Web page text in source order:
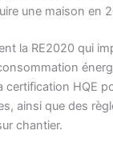
une maison en
la RE2020 qui
certification HQE
ainsi que des
chantier.